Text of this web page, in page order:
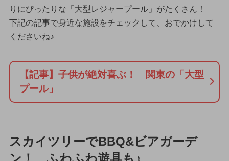
りにぴったりな「大型レジャープール」がたくさん！
下記の記事で身近な施設をチェックして、おでかけして
くださいね♪
【記事】子供が絶対喜ぶ！ 関東の「大型
プール」
スカイツリーでBBQ&ビアガーデ